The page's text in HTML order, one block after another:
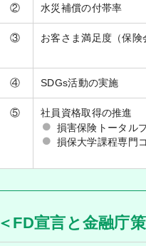
② 水災補償の付帯率
③ お客さま満足度（保険
④ SDGs活動の実施
⑤
社員資格取得の推進
損害保険トータル
損保大学課程専門
＜FD宣言と金融庁